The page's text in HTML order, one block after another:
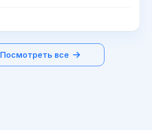
Посмотреть все